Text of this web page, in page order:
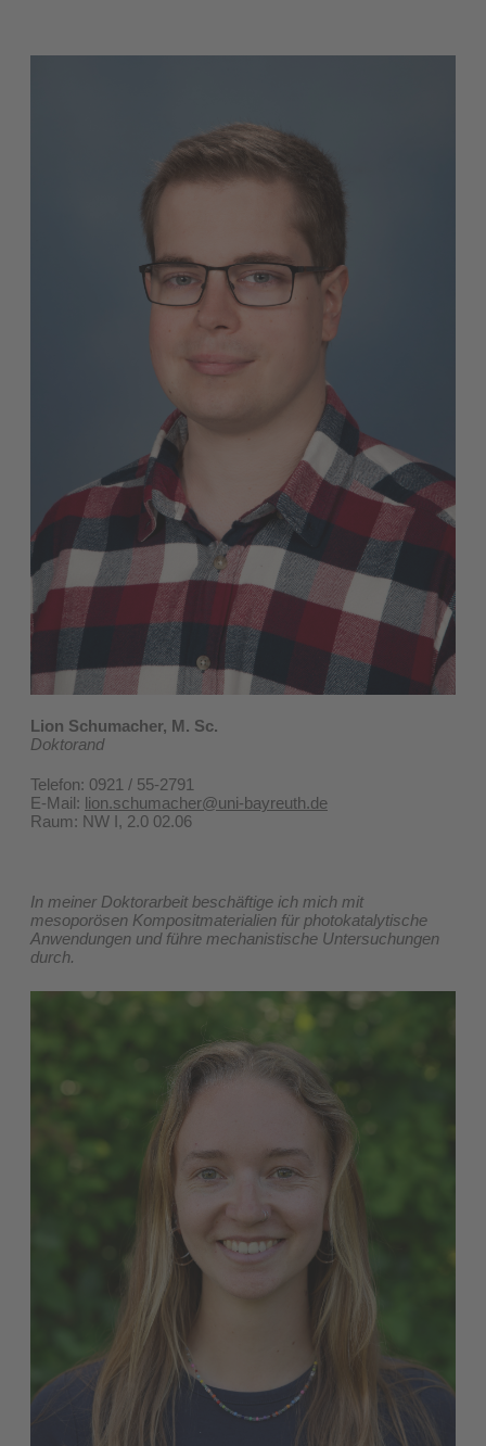
Lion Schumacher, M. Sc.
Doktorand
Telefon: 0921 / 55-2791
E-Mail: lion.schumacher@uni-bayreuth.de
​Raum: NW I, 2.0 02.06
In meiner Doktorarbeit beschäftige ich mich mit
mesoporösen Kompositmaterialien für photokatalytische
Anwendungen und führe mechanistische Untersuchungen
durch.